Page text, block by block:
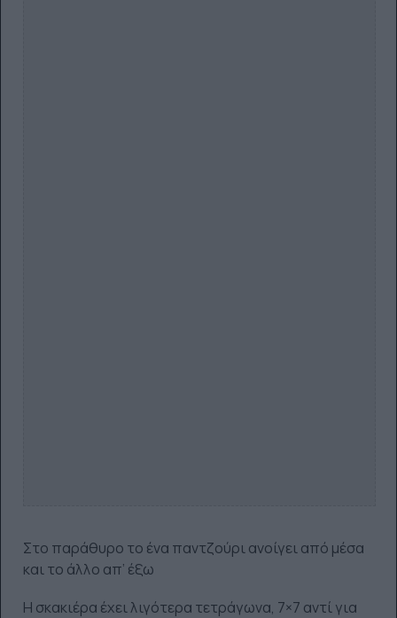
Στο παράθυρο το ένα παντζούρι ανοίγει από μέσα
και το άλλο απ’ έξω
Η σκακιέρα έχει λιγότερα τετράγωνα, 7×7 αντί για